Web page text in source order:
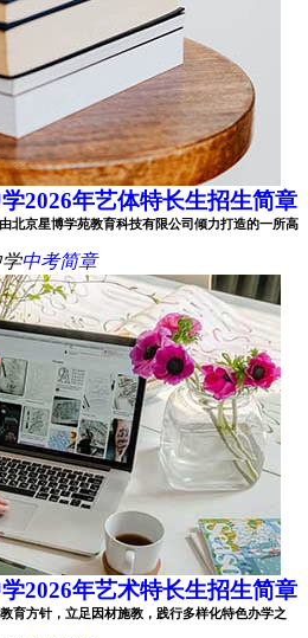
2026年艺体特长生招生简章
北京星博学苑教育科技有限公司倾力打造的一所高
中考简章
2026年艺术特长生招生简章
育方针，立足因材施教，践行多样化特色办学之